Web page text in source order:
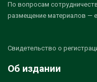
По вопросам
размещение материалов —
Свидетельство о
Об издании